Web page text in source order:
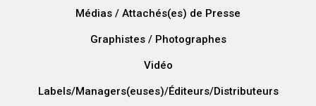
Médias / Attachés(es) de Presse
Graphistes / Photographes
Vidéo
Labels/Managers(euses)/Éditeurs/Distributeurs